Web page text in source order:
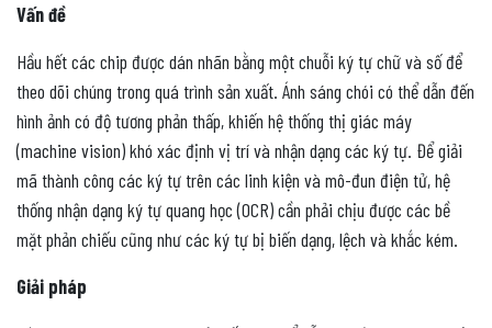
Vấn đề
Hầu hết các chip được dán nhãn bằng một chuỗi ký tự chữ và số để
theo dõi chúng trong quá trình sản xuất. Ánh sáng chói có thể dẫn đến
hình ảnh có độ tương phản thấp, khiến hệ thống thị giác máy
(machine vision) khó xác định vị trí và nhận dạng các ký tự. Để giải
mã thành công các ký tự trên các linh kiện và mô-đun điện tử, hệ
thống nhận dạng ký tự quang học (OCR) cần phải chịu được các bề
mặt phản chiếu cũng như các ký tự bị biến dạng, lệch và khắc kém.
Giải pháp